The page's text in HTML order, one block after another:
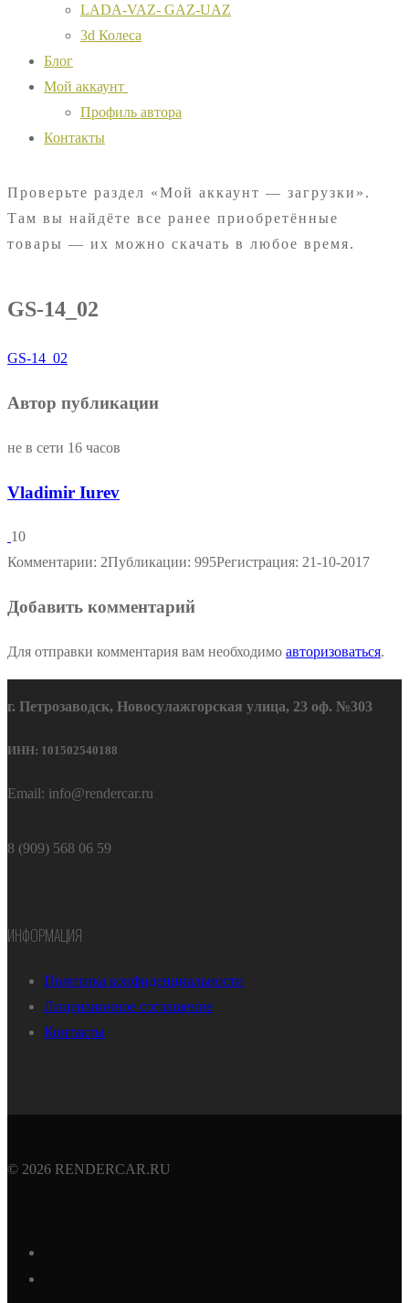
LADA-VAZ- GAZ-UAZ
3d Колеса
Блог
Мой аккаунт
Профиль автора
Контакты
Проверьте раздел «Мой аккаунт — загрузки».
Там вы найдёте все ранее приобретённые
товары — их можно скачать в любое время.
GS-14_02
GS-14_02
Автор публикации
не в сети 16 часов
Vladimir Iurev
10
Комментарии: 2Публикации: 995Регистрация: 21-10-2017
Добавить комментарий
Для отправки комментария вам необходимо авторизоваться.
г. Петрозаводск, Новосулажгорская улица, 23 оф. №303
ИНН: 101502540188
Email: info@rendercar.ru
8 (909) 568 06 59
ИНФОРМАЦИЯ
Политика конфиденциальности
Лицензионное соглашение
Контакты
© 2026 RENDERCAR.RU